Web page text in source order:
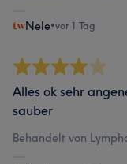
Nele•vor 1 Tag
Alles ok sehr
sauber
Behandelt von